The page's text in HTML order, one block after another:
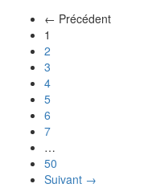
← Précédent
1
2
3
4
5
6
7
…
50
Suivant →